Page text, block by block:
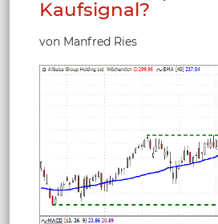
Kaufsignal?
von Manfred Ries